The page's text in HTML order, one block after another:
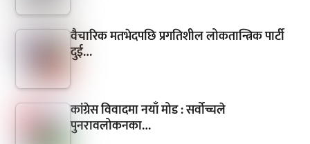
वैचारिक मतभेदपछि प्रगतिशील लोकतान्त्रिक पार्टी
दुई…
कांग्रेस विवादमा नयाँ मोड : सर्वोच्चले
पुनरावलोकनका…